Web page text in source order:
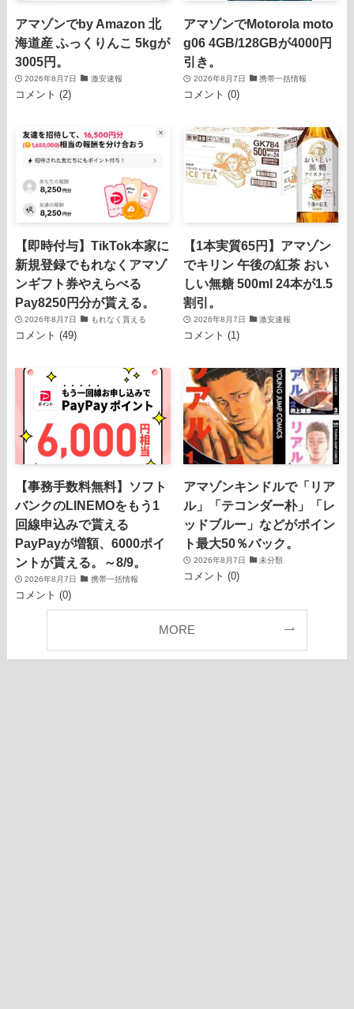
アマゾンでby Amazon 北
海道産 ふっくりんこ 5kgが
3005円。
2026年8月7日 激安速報
コメント (2)
アマゾンでMotorola moto
g06 4GB/128GBが4000円
引き。
2026年8月7日 携帯一括情報
コメント (0)
【即時付与】TikTok本家に
新規登録でもれなくアマゾ
ンギフト券やえらべる
Pay8250円分が貰える。
2026年8月7日 もれなく貰える
コメント (49)
【1本実質65円】アマゾン
でキリン 午後の紅茶 おい
しい無糖 500ml 24本が1.5
割引。
2026年8月7日 激安速報
コメント (1)
【事務手数料無料】ソフト
バンクのLINEMOをもう1
回線申込みで貰える
PayPayが増額、6000ポイ
ントが貰える。～8/9。
2026年8月7日 携帯一括情報
コメント (0)
アマゾンキンドルで「リア
ル」「テコンダー朴」「レ
ッドブルー」などがポイン
ト最大50％バック。
2026年8月7日 未分類
コメント (0)
MORE